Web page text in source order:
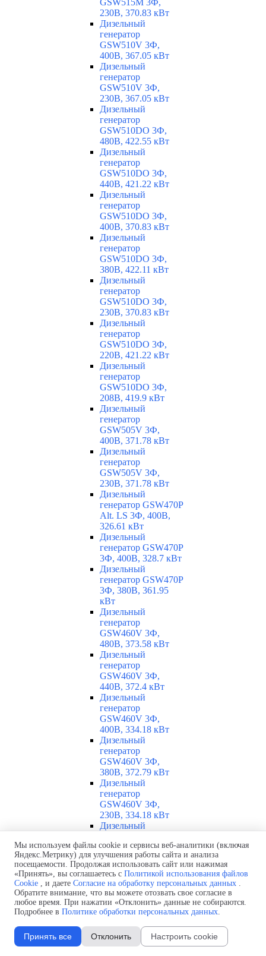
GSW515M 3Ф,
230В, 370.83 кВт
Дизельный
генератор
GSW510V 3Ф,
400В, 367.05 кВт
Дизельный
генератор
GSW510V 3Ф,
230В, 367.05 кВт
Дизельный
генератор
GSW510DO 3Ф,
480В, 422.55 кВт
Дизельный
генератор
GSW510DO 3Ф,
440В, 421.22 кВт
Дизельный
генератор
GSW510DO 3Ф,
400В, 370.83 кВт
Дизельный
генератор
GSW510DO 3Ф,
380В, 422.11 кВт
Дизельный
генератор
GSW510DO 3Ф,
230В, 370.83 кВт
Дизельный
генератор
GSW510DO 3Ф,
220В, 421.22 кВт
Дизельный
генератор
GSW510DO 3Ф,
208В, 419.9 кВт
Дизельный
генератор
GSW505V 3Ф,
400В, 371.78 кВт
Дизельный
генератор
GSW505V 3Ф,
230В, 371.78 кВт
Дизельный
генератор GSW470P
Alt. LS 3Ф, 400В,
326.61 кВт
Дизельный
генератор GSW470P
3Ф, 400В, 328.7 кВт
Дизельный
генератор GSW470P
3Ф, 380В, 361.95
кВт
Дизельный
генератор
GSW460V 3Ф,
480В, 373.58 кВт
Дизельный
генератор
GSW460V 3Ф,
440В, 372.4 кВт
Дизельный
генератор
GSW460V 3Ф,
400В, 334.18 кВт
Дизельный
генератор
GSW460V 3Ф,
380В, 372.79 кВт
Дизельный
генератор
GSW460V 3Ф,
230В, 334.18 кВт
Дизельный
GSW460V 3Ф,
220В, 372.4 кВт
Дизельный
генератор
GSW460V 3Ф,
208В, 370.44 кВт
Дизельный
3Ф, 400В, 327.67
Мы используем файлы cookie и сервисы веб-аналитики (включая
Яндекс.Метрику) для улучшения работы сайта и анализа
посещаемости. Продолжая использовать сайт или нажимая
«Принять», вы соглашаетесь с Политикой использования файлов
Cookie , и даете Согласие на обработку персональных данных .
Обратите внимание, что вы можете отозвать свое согласие в
любое время. При нажатии «Отклонить» данные не собираются.
Подробнее в Политике обработки персональных данных.
Принять все Отклонить Настроить cookie